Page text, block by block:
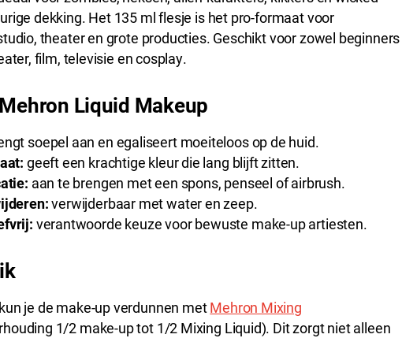
dekking. Het 135 ml flesje is het pro-formaat voor
theater en grote producties. Geschikt voor zowel beginners
film, televisie en cosplay.
Liquid Makeup
soepel aan en egaliseert moeiteloos op de huid.
geeft een krachtige kleur die lang blijft zitten.
aan te brengen met een spons, penseel of airbrush.
verwijderbaar met water en zeep.
verantwoorde keuze voor bewuste make-up artiesten.
je de make-up verdunnen metMehron Mixing
1/2 make-up tot 1/2 Mixing Liquid). Dit zorgt niet alleen